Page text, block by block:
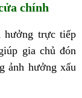
chính
hưởng trực tiếp
gia chủ đón
ảnh hưởng xấu